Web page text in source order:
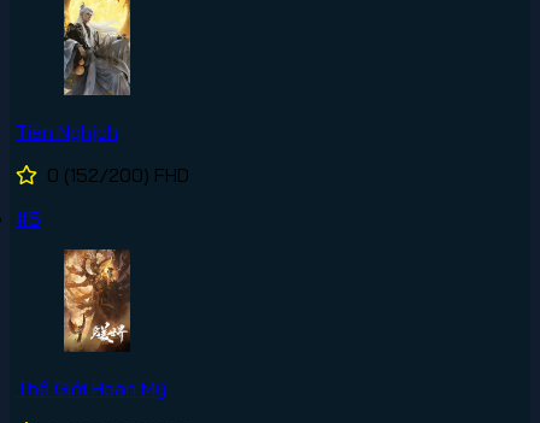
Tiên Nghịch
0 (152/200) FHD
#5
Thế Giới Hoàn Mỹ